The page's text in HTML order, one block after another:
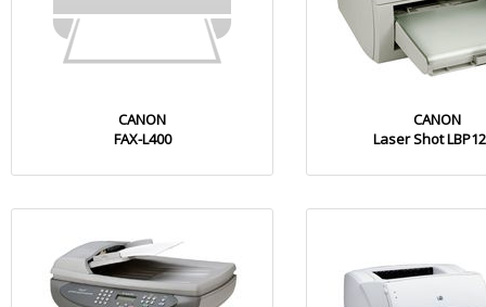
CANON
FAX-L400
CANON
Laser Shot